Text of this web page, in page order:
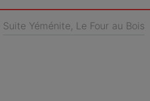
Suite Yéménite, Le Four au Bois